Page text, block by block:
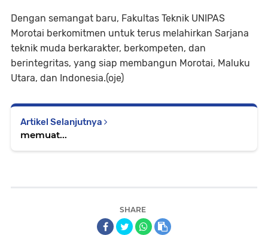
Dengan semangat baru, Fakultas Teknik UNIPAS
Morotai berkomitmen untuk terus melahirkan Sarjana
teknik muda berkarakter, berkompeten, dan
berintegritas, yang siap membangun Morotai, Maluku
Utara, dan Indonesia.(oje)
Artikel Selanjutnya
memuat...
SHARE